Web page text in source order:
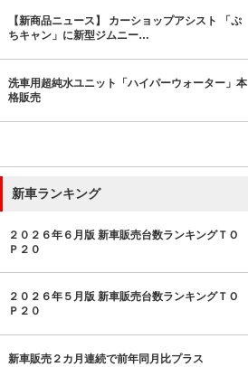
【新商品ニュース】 カーショップアシスト 「ぷ
ちキャン」に新型ジムニー…
洗車用超純水ユニット「ハイパーウォーター」本
格販売
新車ランキング
２０２６年６月版 新車販売台数ランキングＴＯ
Ｐ２０
２０２６年５月版 新車販売台数ランキングＴＯ
Ｐ２０
新車販売２カ月連続で前年同月比プラス